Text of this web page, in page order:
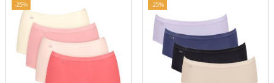
-25% -25%